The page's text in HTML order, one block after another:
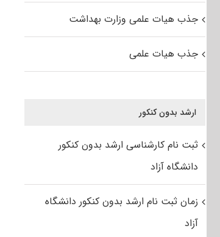
جذب هیات علمی وزارت بهداشت
جذب هیات علمی
ارشد بدون کنکور
ثبت نام کارشناسی ارشد بدون کنکور
دانشگاه آزاد
زمان ثبت نام ارشد بدون کنکور دانشگاه
آزاد